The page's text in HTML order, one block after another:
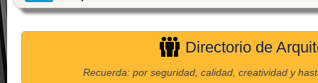
Directorio de
Recuerda: por seguridad, calidad, creatividad y